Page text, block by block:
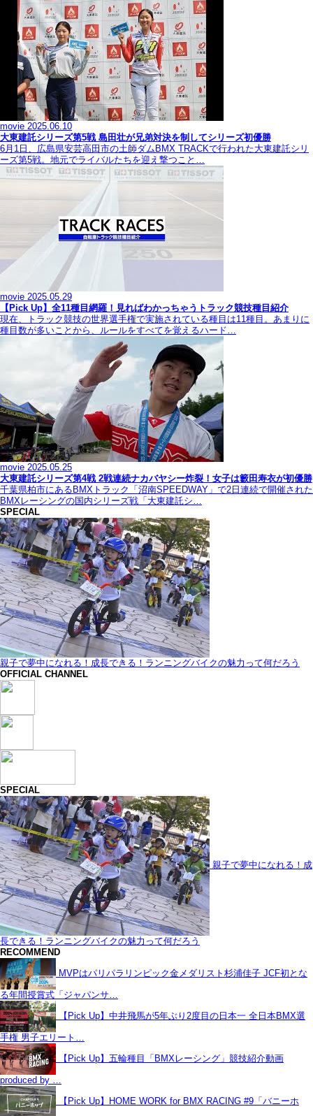
movie 2025.06.10
大東建託シリーズ第5戦 島田壮が兄弟対決を制してシリーズ初優勝
6月1日、広島県安芸高田市の土師ダムBMX TRACKで行われた大東建託シリ
ーズ第5戦。地元でライバルたちを迎え撃つこと…
movie 2025.05.29
【Pick Up】全11種目網羅！見ればわかっちゃうトラック競技種目紹介
現在、トラック競技の世界選手権で実施されている種目は11種目。あまりに
種目数が多いことから、ルールをすべてを覚えるハード…
movie 2025.05.25
大東建託シリーズ第4戦 2戦連続ナカバヤシー炸裂！女子は籔田寿衣が初優勝
千葉県柏市にあるBMXトラック「沼南SPEEDWAY」で2日連続で開催された
BMXレーシングの国内シリーズ戦「大東建託シ…
SPECIAL
親子で夢中になれる！成長できる！ランニングバイクの魅力って何だろう
OFFICIAL CHANNEL
SPECIAL
親子で夢中になれる！成
長できる！ランニングバイクの魅力って何だろう
RECOMMEND
MVPはパリパラリンピック金メダリスト杉浦佳子 JCF初とな
る年間授賞式「ジャパンサ…
【Pick Up】中井飛馬が5年ぶり2度目の日本一 全日本BMX選
手権 男子エリート…
【Pick Up】五輪種目「BMXレーシング」競技紹介動画
produced by …
【Pick Up】HOME WORK for BMX RACING #9「バニーホ